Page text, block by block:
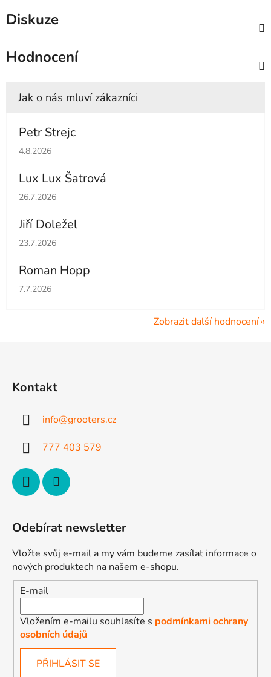
Diskuze
Hodnocení
Petr Strejc
Hodnocení obchodu je 5 z 5 hvězdiček.
4.8.2026
Lux Lux Šatrová
Hodnocení obchodu je 5 z 5 hvězdiček.
26.7.2026
Jiří Doležel
Hodnocení obchodu je 5 z 5 hvězdiček.
23.7.2026
Roman Hopp
Hodnocení obchodu je 5 z 5 hvězdiček.
7.7.2026
Zobrazit další hodnocení
Kontakt
info@grooters.cz
777 403 579
Odebírat newsletter
Vložte svůj e-mail a my vám budeme zasílat informace o
nových produktech na našem e-shopu.
E-mail
Vložením e-mailu souhlasíte s podmínkami ochrany
osobních údajů
PŘIHLÁSIT SE